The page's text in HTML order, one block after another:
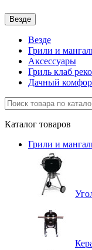
Везде
Везде
Грили и
Аксессуары
Гриль клаб
Дачный
Каталог товаров
Грили и